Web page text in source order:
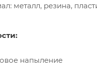
металл, резина,
напыление